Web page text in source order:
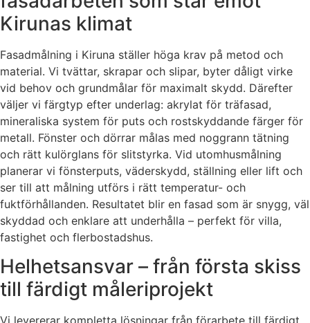
Kirunas klimat
Fasadmålning i Kiruna ställer höga krav på metod och
material. Vi tvättar, skrapar och slipar, byter dåligt virke
vid behov och grundmålar för maximalt skydd. Därefter
väljer vi färgtyp efter underlag: akrylat för träfasad,
mineraliska system för puts och rostskyddande färger för
metall. Fönster och dörrar målas med noggrann tätning
och rätt kulörglans för slitstyrka. Vid utomhusmålning
planerar vi fönsterputs, väderskydd, ställning eller lift och
ser till att målning utförs i rätt temperatur- och
fuktförhållanden. Resultatet blir en fasad som är snygg, väl
skyddad och enklare att underhålla – perfekt för villa,
fastighet och flerbostadshus.
Helhetsansvar – från första skiss
till färdigt måleriprojekt
Vi levererar kompletta lösningar från förarbete till färdigt